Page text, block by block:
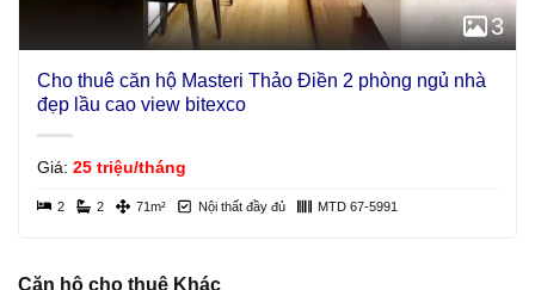
3
Cho thuê căn hộ Masteri Thảo Điền 2 phòng ngủ nhà
đẹp lầu cao view bitexco
Giá: 25 triệu/tháng
2 2 71m² Nội thất đầy đủ MTD 67-5991
Căn hộ cho thuê Khác